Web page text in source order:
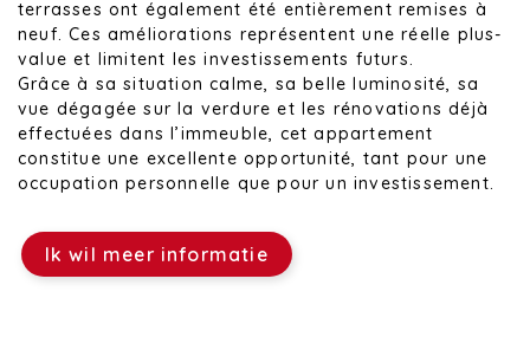
terrasses ont également été entièrement remises à
neuf. Ces améliorations représentent une réelle plus-
value et limitent les investissements futurs.
Grâce à sa situation calme, sa belle luminosité, sa
vue dégagée sur la verdure et les rénovations déjà
effectuées dans l’immeuble, cet appartement
constitue une excellente opportunité, tant pour une
occupation personnelle que pour un investissement.
Ik wil meer informatie